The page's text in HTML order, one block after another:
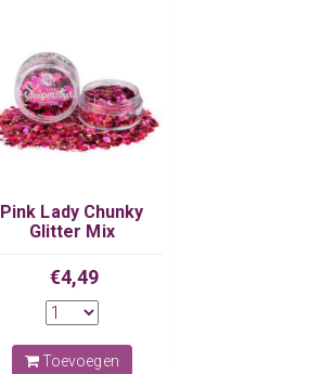
Pink Lady Chunky
Glitter Mix
€4,49
Toevoegen